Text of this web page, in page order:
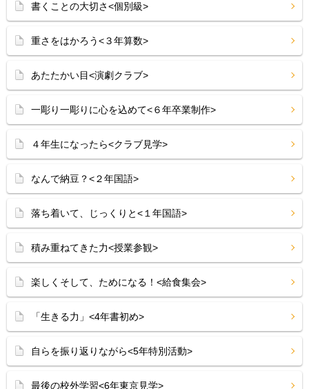
書くことの大切さ<個別級>
重さをはかろう<３年算数>
あたたかい目<演劇クラブ>
一彫り一彫りに心を込めて<６年卒業制作>
４年生になったら<クラブ見学>
なんで納豆？<２年国語>
落ち着いて、じっくりと<１年国語>
積み重ねてきた力<授業参観>
楽しくそして、ためになる！<給食集会>
「生きる力」<4年書初め>
自らを振り返りながら<5年特別活動>
最後の校外学習<6年東京見学>